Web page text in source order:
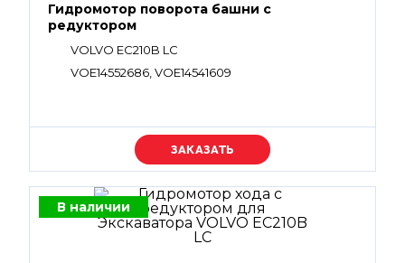
Гидромотор поворота башни с
редуктором
VOLVO EC210B LC
VOE14552686, VOE14541609
Уточняйте цену
В наличии